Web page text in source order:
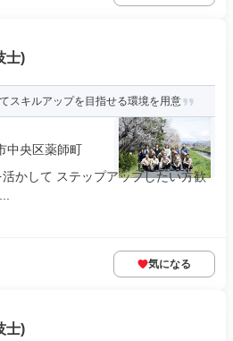
士)
スキルアップを目指せる環境を用意
中央区薬師町
かして ステップアップしたい方歓
気になる
士)